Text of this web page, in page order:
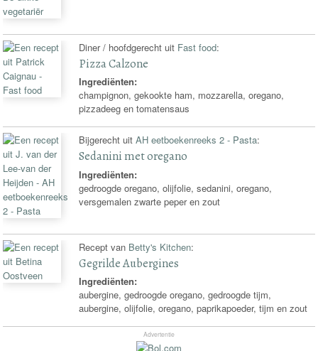
Diner / hoofdgerecht uit Fast food:
Pizza Calzone
Ingrediënten:
champignon, gekookte ham, mozzarella, oregano,
pizzadeeg en tomatensaus
Bijgerecht uitAH eetboekenreeks 2 - Pasta:
Sedanini met oregano
Ingrediënten:
gedroogde oregano, olijfolie, sedanini, oregano,
versgemalen zwarte peper en zout
Recept van Betty's Kitchen:
Gegrilde Aubergines
Ingrediënten:
aubergine, gedroogde oregano, gedroogde tijm,
aubergine, olijfolie, oregano, paprikapoeder, tijm en zout
Advertentie